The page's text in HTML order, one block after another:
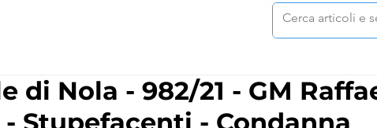
di Nola - 982/21 - GM